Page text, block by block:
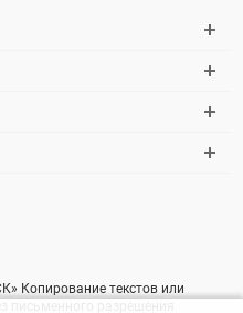
Копирование текстов или